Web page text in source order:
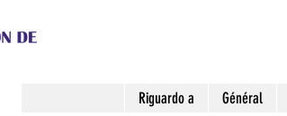
Riguardo a Général